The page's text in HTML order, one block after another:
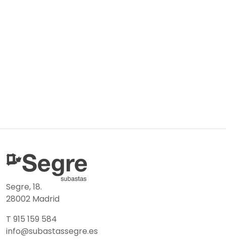
Segre, 18.
28002 Madrid
T 915 159 584
info@subastassegre.es